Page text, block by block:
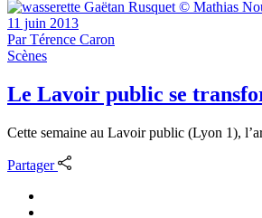
11 juin 2013
ParTérence Caron
Scènes
Le Lavoir public se
Cette semaine au Lavoir public (Lyon 1),
Partager